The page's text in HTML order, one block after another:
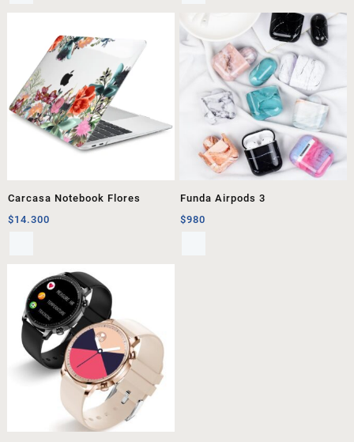
Carcasa Notebook Flores
$14.300
Funda Airpods 3
$980